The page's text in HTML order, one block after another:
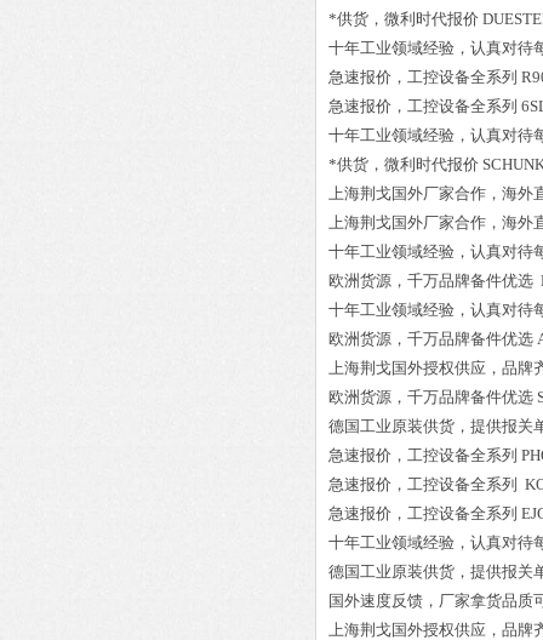
*供货，微利时代报价
十年工业领域经验，认真对待
急速报价，工控设备全系列
急速报价，工控设备全系列
十年工业领域经验，认真对待
*供货，微利时代报价
上海荆戈国外厂家合作，海外
上海荆戈国外厂家合作，海外
十年工业领域经验，认真对待
欧洲货源，千万品牌备件优选
十年工业领域经验，认真对待
欧洲货源，千万品牌备件优选
上海荆戈国外授权供应，品牌
欧洲货源，千万品牌备件优选
德国工业原装供货，提供报关
急速报价，工控设备全系列
急速报价，工控设备全系列
急速报价，工控设备全系列
十年工业领域经验，认真对待
德国工业原装供货，提供报关
国外速度反馈，厂家拿货品质
上海荆戈国外授权供应，品牌